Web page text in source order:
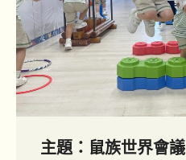
主題：鼠族世界會議